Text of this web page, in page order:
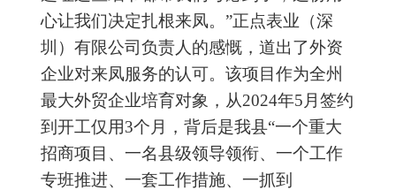
心让我们决定扎根来凤。 ”正点表业（深
圳）有限公司负责人的感慨，道出了外资
企业对来凤服务的认可。该项目作为全州
最大外贸企业培育对象，从2024年5月签约
到开工仅用3个月，背后是我县“一个重大
招商项目、一名县级领导领衔、一个工作
专班推进、一套工作措施、一抓到